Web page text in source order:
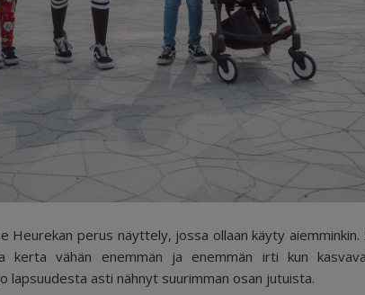
perus näyttely, jossa ollaan käyty aiemminkin.
kerta vähän enemmän ja enemmän irti kun
lapsuudesta asti nähnyt suurimman osan jutuista.